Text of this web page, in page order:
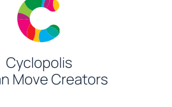
Cyclopolis
Move Creators